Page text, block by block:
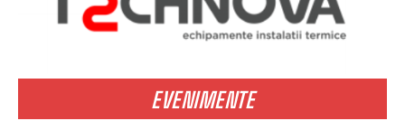
EVENIMENTE